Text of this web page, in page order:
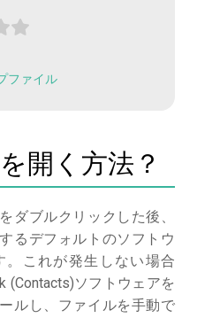
ファイル
開く方法？
ダブルクリックした後、
るデフォルトのソフトウ
。これが発生しない場合
(Contacts)ソフトウェアを
ルし、ファイルを手動で